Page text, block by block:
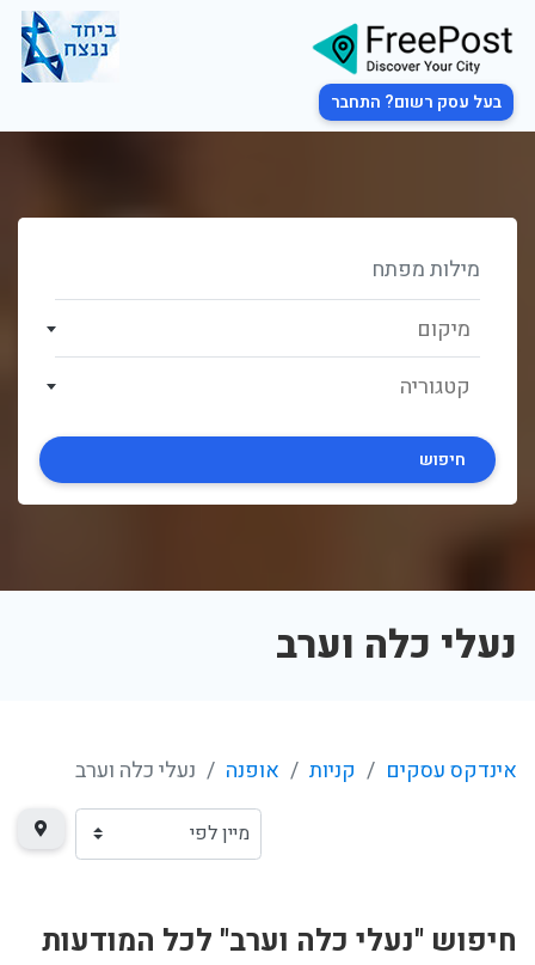
בעל עסק רשום? התחבר
מיקום
קטגוריה
חיפוש
נעלי כלה וערב
אינדקס עסקים קניות אופנה נעלי כלה וערב
חיפוש "נעלי כלה וערב" לכל המודעות